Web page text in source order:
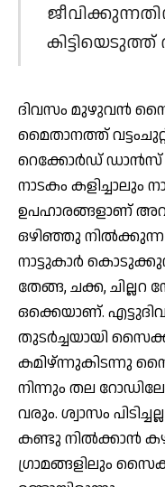
കിട്ടിയെടുത്ത്
ദിവസം മുഴുവന്‍
മൈതാനത്ത്
റെക്കോര്‍ഡ് ഡാന്‍സ്
നാടകം കളിച്ചാലും
ഉപഹാരങ്ങളാണ്
ഒഴിഞ്ഞു
നാട്ടുകാര്‍
തേങ്ങ, ചക്ക,
ഒക്കെയാണ്.
തുടര്‍ച്ചയായി
കമിഴ്ന്നുകിടന്നു
നിന്നും തല
വരും. ശ്വാസം
കണ്ടു നില്‍ക്കാന്‍
ഗ്രാമങ്ങളിലും